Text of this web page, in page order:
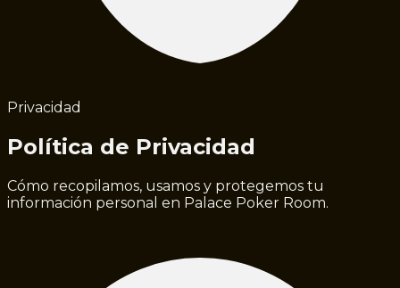
Privacidad
Política de Privacidad
Cómo recopilamos, usamos y protegemos tu
información personal en Palace Poker Room.